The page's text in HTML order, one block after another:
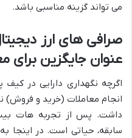
می تواند گزینه مناسبی باشد.
صرافی های ارز
عنوان جایگزین برای
اگرچه نگهداری دارایی در
انجام معاملات (خرید و فروش)
داشت. پس از تجربه هات
سابقه، حیاتی است. در اینجا